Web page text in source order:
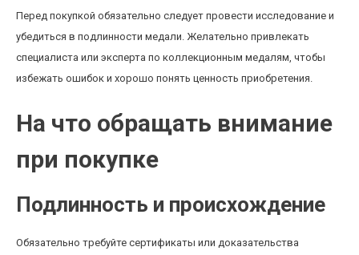
Перед покупкой обязательно следует провести исследование и
убедиться в подлинности медали. Желательно привлекать
специалиста или эксперта по коллекционным медалям, чтобы
избежать ошибок и хорошо понять ценность приобретения.
На что обращать внимание
при покупке
Подлинность и происхождение
Обязательно требуйте сертификаты или доказательства